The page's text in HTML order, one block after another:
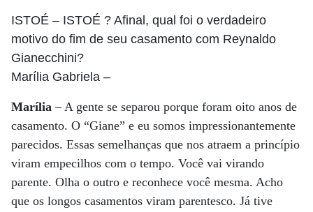
ISTOÉ – ISTOÉ ? Afinal, qual foi o verdadeiro
motivo do fim de seu casamento com Reynaldo
Gianecchini?
Marília Gabriela –
Marília – A gente se separou porque foram oito anos de
casamento. O “Giane” e eu somos impressionantemente
parecidos. Essas semelhanças que nos atraem a princípio
viram empecilhos com o tempo. Você vai virando
parente. Olha o outro e reconhece você mesma. Acho
que os longos casamentos viram parentesco. Já tive